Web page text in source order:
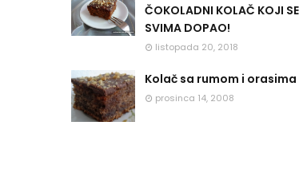
ČOKOLADNI KOLAČ KOJI SE
SVIMA DOPAO!
listopada 20, 2018
Kolač sa rumom i orasima
prosinca 14, 2008